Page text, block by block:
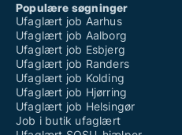
Populære søgninger
Ufaglært job Aarhus
Ufaglært job Aalborg
Ufaglært job Esbjerg
Ufaglært job Randers
Ufaglært job Kolding
Ufaglært job Hjørring
Ufaglært job Helsingør
Job i butik ufaglært